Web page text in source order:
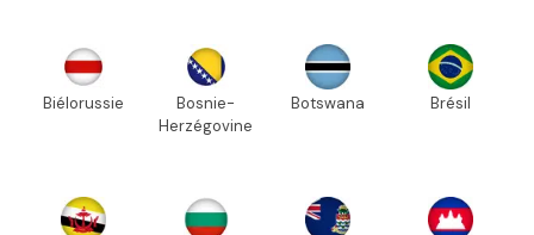
Biélorussie
Bosnie-
Herzégovine
Botswana Brésil